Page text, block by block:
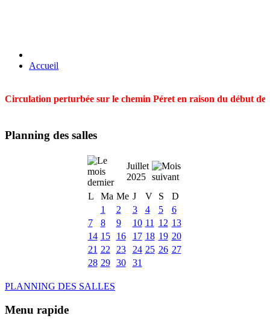
Accueil
Circulation perturbée sur le chemin Péret en raison du début
Planning des salles
Juillet
2025
L
Ma Me J V S
D
1
2 3 4 5
6
7
8 9 10 11 12 13
14 15 16 17 18 19 20
21 22 23 24 25 26 27
28 29 30 31
PLANNING DES SALLES
Menu rapide